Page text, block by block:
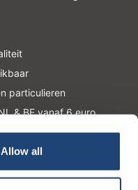
Allow all
particulieren
& BE vanaf 6 euro
hoe u het